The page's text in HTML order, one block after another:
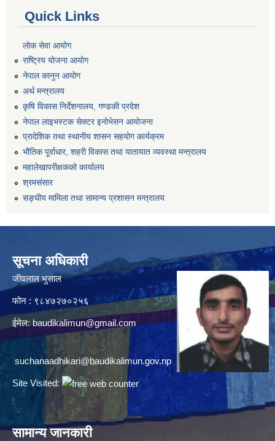
Quick Links
लोक सेवा आयोग
राष्ट्रिय योजना आयोग
नेपाल कानुन आयोग
अर्थ मन्त्रालय
कृषि विकास निर्देशनालय, गण्डकी प्रदेश
नेपाल लाइभस्टक सेक्टर इनोभेसन आयोजना
प्रादेशिक तथा स्थानीय शासन सहयोग कार्यक्रम
भौतिक पूर्वाधार, शहरी विकास तथा यातायात व्यवस्था मन्त्रालय
महालेखापरीक्षकको कार्यालय
श्रमसंसार
सङ्घीय मामिला तथा सामान्य प्रशासन मन्त्रालय
सूचना अधिकारी
जीवलाल भुसाल
फोन : ९८४७२७०२५६
ईमेल: baudikalimun@gmail.com
suchanaadhikari@baudikalimun.gov.np
Site Visited:
सामान्य जानकारी